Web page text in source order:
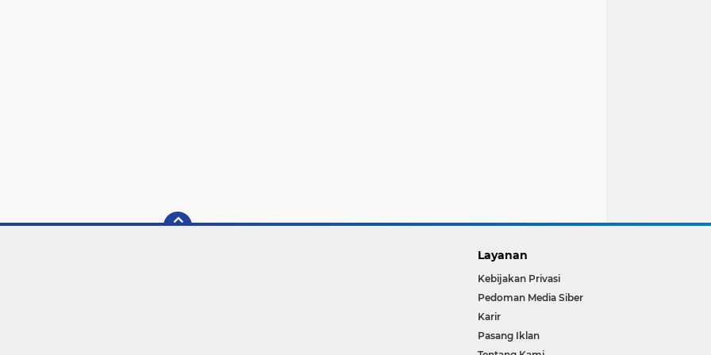
Layanan
Kebijakan Privasi
Pedoman Media Siber
Karir
Pasang Iklan